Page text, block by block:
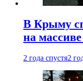
В Крыму
на
2 года спустя2